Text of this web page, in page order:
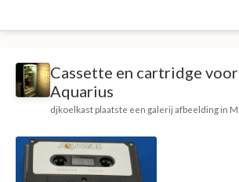
Cassette en cartridge
Aquarius
djkoelkast plaatste een galerij afbeelding in